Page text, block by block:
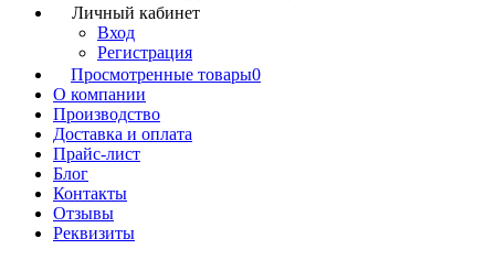
Личный кабинет
Вход
Регистрация
Просмотренные товары0
О компании
Производство
Доставка и оплата
Прайс-лист
Блог
Контакты
Отзывы
Реквизиты